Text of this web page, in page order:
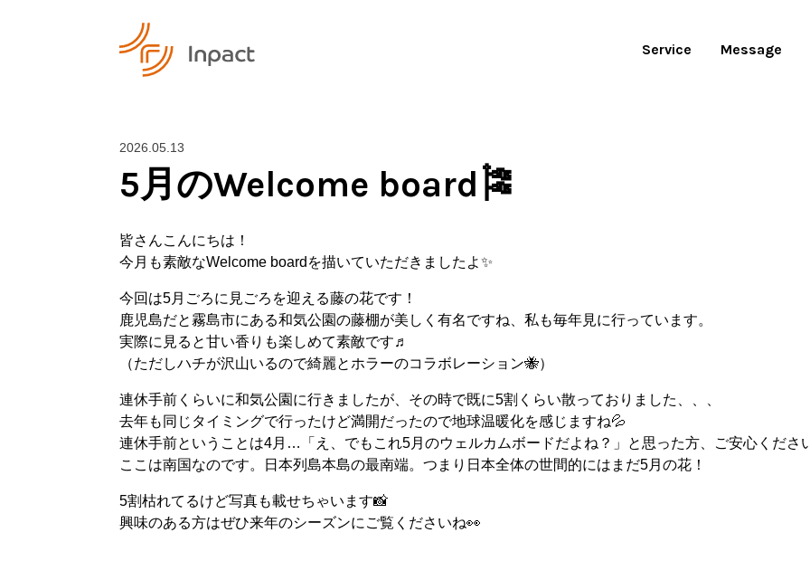
Service Message
2026.05.13
5月のWelcome board🎏
皆さんこんにちは！
今月も素敵なWelcome boardを描いていただきましたよ✨
今回は5月ごろに見ごろを迎える藤の花です！
鹿児島だと霧島市にある和気公園の藤棚が美しく有名ですね、私も毎年見に行っています。
実際に見ると甘い香りも楽しめて素敵です♬
（ただしハチが沢山いるので綺麗とホラーのコラボレーション🐝）
連休手前くらいに和気公園に行きましたが、その時で既に5割くらい散っておりました、、、
去年も同じタイミングで行ったけど満開だったので地球温暖化を感じますね💦
連休手前ということは4月…「え、でもこれ5月のウェルカムボードだよね？」と思った方、ご安心くださ
ここは南国なのです。日本列島本島の最南端。つまり日本全体の世間的にはまだ5月の花！
5割枯れてるけど写真も載せちゃいます📸
興味のある方はぜひ来年のシーズンにご覧くださいね👀